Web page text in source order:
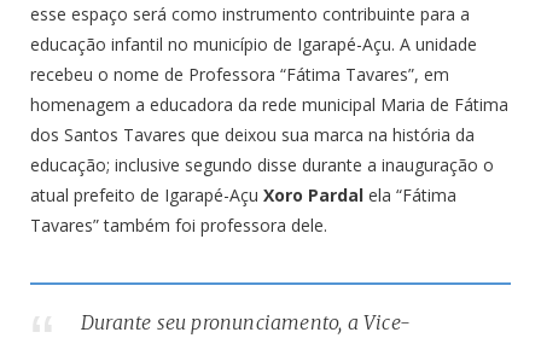
esse espaço será como instrumento contribuinte para a
educação infantil no município de Igarapé-Açu. A unidade
recebeu o nome de Professora “Fátima Tavares”, em
homenagem a educadora da rede municipal Maria de Fátima
dos Santos Tavares que deixou sua marca na história da
educação; inclusive segundo disse durante a inauguração o
atual prefeito de Igarapé-Açu Xoro Pardal ela “Fátima
Tavares” também foi professora dele.
Durante seu pronunciamento, a Vice-